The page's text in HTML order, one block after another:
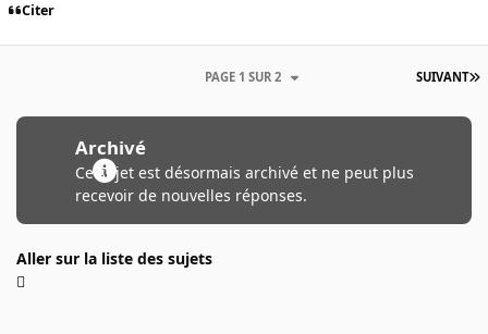
Citer
SUIVANT
PAGE 1 SUR 2
Archivé
Ce sujet est désormais archivé et ne peut plus
recevoir de nouvelles réponses.
Aller sur la liste des sujets